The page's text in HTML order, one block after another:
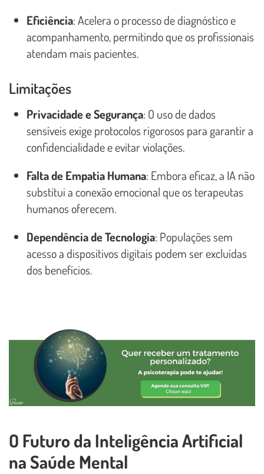
Eficiência: Acelera o processo de diagnóstico e
acompanhamento, permitindo que os profissionais
atendam mais pacientes.
Limitações
Privacidade e Segurança: O uso de dados
sensíveis exige protocolos rigorosos para garantir a
confidencialidade e evitar violações.
Falta de Empatia Humana: Embora eficaz, a IA não
substitui a conexão emocional que os terapeutas
humanos oferecem.
Dependência de Tecnologia: Populações sem
acesso a dispositivos digitais podem ser excluídas
dos benefícios.
O Futuro da Inteligência Artificial
na Saúde Mental